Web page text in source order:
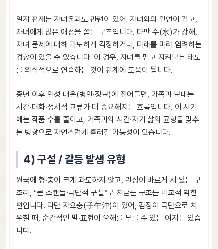
일지 편재는 자녀운과도 관련이 있어, 자녀와의 인연이 깊고,
자녀에게 많은 애정을 쏟는 구조입니다. 다만 수(水)가 강해,
자녀 문제에 대해 과도하게 걱정하거나, 미래를 미리 염려하는
경향이 있을 수 있습니다. 이 경우, 자녀를 믿고 지켜보는 태도
를 의식적으로 연습하는 것이 관계에 도움이 됩니다.
중년 이후 인성 대운(병인·정묘)에 접어들면, 가족과 보내는
시간·대화·정서적 교류가 더 중요해지는 흐름입니다. 이 시기
에는 작품 수를 줄이고, 가족과의 시간·자기 삶의 균형을 맞추
는 방향으로 자연스럽게 흘러갈 가능성이 있습니다.
4) 구설 / 갈등 발생 유형
원국에 형·충이 크게 과도하지 않고, 관성이 바르게 서 있는 구
조라, “큰 스캔들·극단적 구설”로 치닫는 구조는 비교적 약한
편입니다. 다만 자오충(子午沖)이 있어, 감정이 극단으로 치
우칠 때, 순간적인 말·표현이 오해를 부를 수 있는 여지는 있습
니다.